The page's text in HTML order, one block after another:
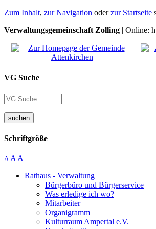
Zum Inhalt, zur Navigation oderzur Startseite
Verwaltungsgemeinschaft Zolling | Online:
VG Suche
suchen
Schriftgröße
A A A
Rathaus - Verwaltung
Bürgerbüro und Bürgerservice
Was erledige ich wo?
Mitarbeiter
Organigramm
Kulturraum Ampertal e.V.